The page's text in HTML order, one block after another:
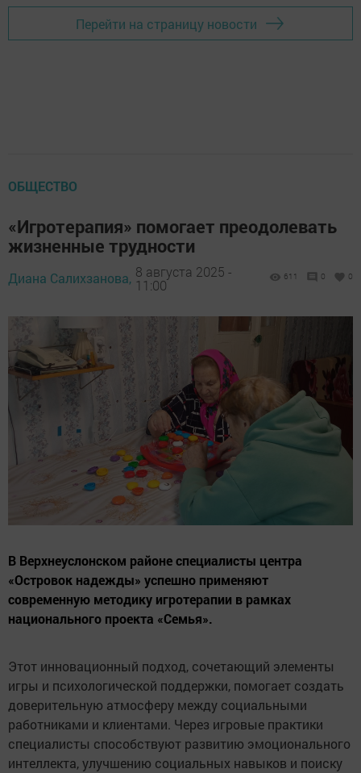
Перейти на страницу новости
ОБЩЕСТВО
«Игротерапия» помогает преодолевать
жизненные трудности
Диана Салихзанова, 8 августа 2025 -
11:00
611 0 0
В Верхнеуслонском районе специалисты центра
«Островок надежды» успешно применяют
современную методику игротерапии в рамках
национального проекта «Семья».
Этот инновационный подход, сочетающий элементы
игры и психологической поддержки, помогает создать
доверительную атмосферу между социальными
работниками и клиентами. Через игровые практики
специалисты способствуют развитию эмоционального
интеллекта, улучшению социальных навыков и поиску